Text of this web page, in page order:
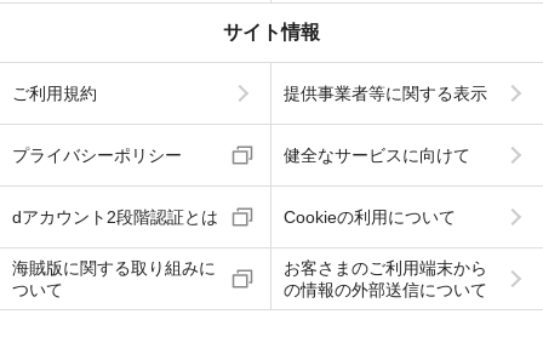
サイト情報
ご利用規約 提供事業者等に関する表示
プライバシーポリシー 健全なサービスに向けて
dアカウント2段階認証とは Cookieの利用について
海賊版に関する取り組みに
ついて
お客さまのご利用端末から
の情報の外部送信について